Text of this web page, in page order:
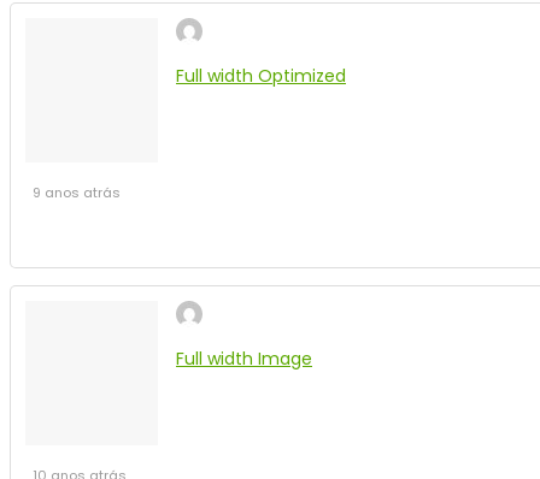
Full width Optimized
9 anos atrás
Full width Image